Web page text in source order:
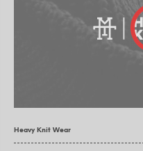
Heavy Knit Wear